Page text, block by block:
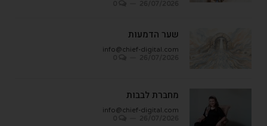
שער הדמעות
info@chief-digital.com
מחברת לבבות
info@chief-digital.com